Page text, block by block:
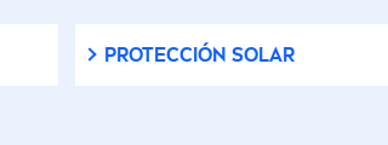
PROTECCIÓN SOLAR